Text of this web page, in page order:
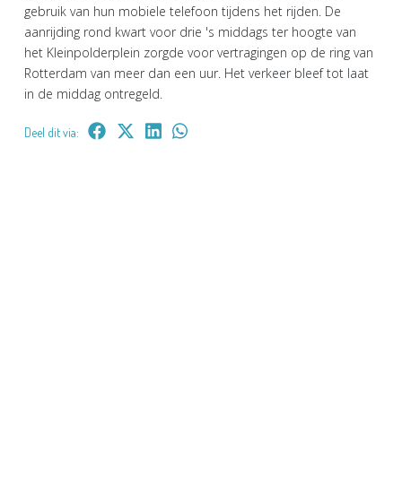
gebruik van hun mobiele telefoon tijdens het rijden. De
aanrijding rond kwart voor drie 's middags ter hoogte van
het Kleinpolderplein zorgde voor vertragingen op de ring van
Rotterdam van meer dan een uur. Het verkeer bleef tot laat
in de middag ontregeld.
Deel dit via: